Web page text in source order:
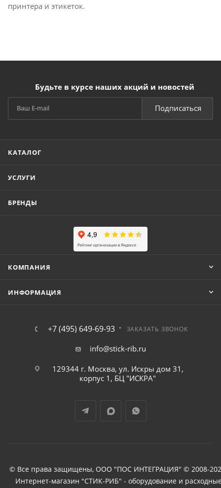
принтера и этикеток.
Будьте в курсе наших акций и новостей
Подписаться
КАТАЛОГ
УСЛУГИ
БРЕНДЫ
КОМПАНИЯ
ИНФОРМАЦИЯ
+7 (495) 649-69-93 ЗАКАЗАТЬ ЗВОНОК
info@stick-rib.ru
129344 г. Москва, ул. Искры дом 31,
корпус 1, БЦ "ИСКРА"
© Все права защищены, ООО "ПОС ИНТЕГРАЦИЯ" © 2008-
Интернет-магазин "СТИК-РИБ" - оборудование и